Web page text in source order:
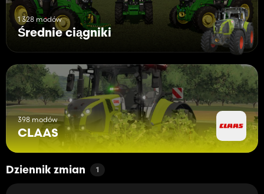
1 328 modów
Średnie ciągniki
398 modów
CLAAS
Dziennik zmian 1